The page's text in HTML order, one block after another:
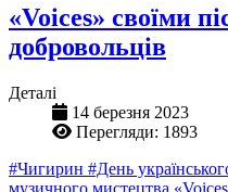
«Voices» своїми
добровольців
Деталі
14 березня 2023
Перегляди: 1893
#Чигирин #День
музичного мистецтва